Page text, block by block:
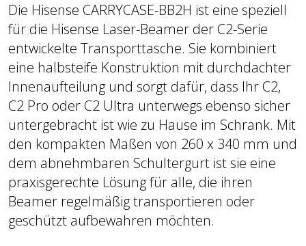
Die Hisense CARRYCASE-BB2H ist eine speziell
für die Hisense Laser-Beamer der C2-Serie
entwickelte Transporttasche. Sie kombiniert
eine halbsteife Konstruktion mit durchdachter
Innenaufteilung und sorgt dafür, dass Ihr C2,
C2 Pro oder C2 Ultra unterwegs ebenso sicher
untergebracht ist wie zu Hause im Schrank. Mit
den kompakten Maßen von 260 x 340 mm und
dem abnehmbaren Schultergurt ist sie eine
praxisgerechte Lösung für alle, die ihren
Beamer regelmäßig transportieren oder
geschützt aufbewahren möchten.